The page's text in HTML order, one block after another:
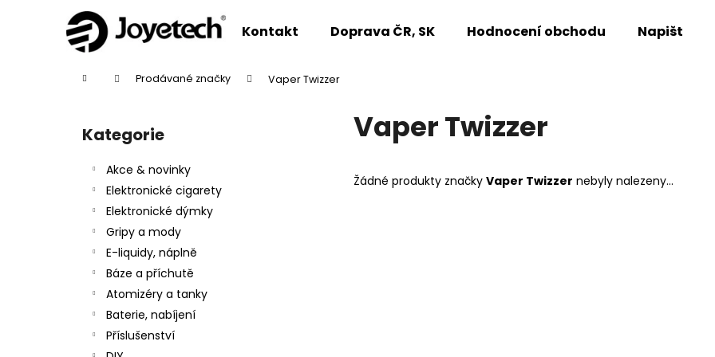
Kontakt Doprava ČR, SK Hodnocení obchodu Napište
Domů Prodávané značky Vaper Twizzer
Přeskočit
kategorie
Kategorie
Akce & novinky
Elektronické cigarety
Elektronické dýmky
Gripy a mody
E-liquidy, náplně
Báze a příchutě
Atomizéry a tanky
Baterie, nabíjení
Příslušenství
Vaper Twizzer
Žádné produkty značky Vaper Twizzer nebyly nalezeny...
Zpět
Zpět